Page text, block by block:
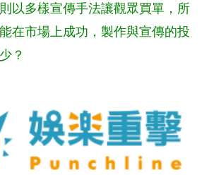
以多樣宣傳手法讓觀眾買單，所
在市場上成功，製作與宣傳的投
？